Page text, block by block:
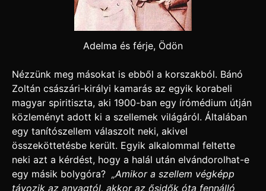
Adelma és férje, Ödön
Nézzünk meg másokat is ebből a korszakból. Bánó
Zoltán császári-királyi kamarás az egyik korabeli
magyar spiritiszta, aki 1900-ban egy írómédium útján
közleményt adott ki a szellemek világáról. Általában
egy tanítószellem válaszolt neki, akivel
összeköttetésbe került. Egyik alkalommal feltette
neki azt a kérdést, hogy a halál után elvándorolhat-e
egy másik bolygóra? „Amikor a szellem végképp
távozik az anyagtól, akkor az ősidők óta fennálló